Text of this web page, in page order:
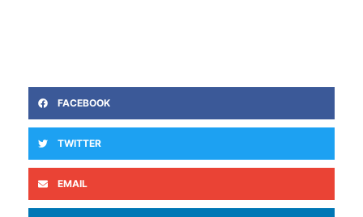
FACEBOOK
TWITTER
EMAIL